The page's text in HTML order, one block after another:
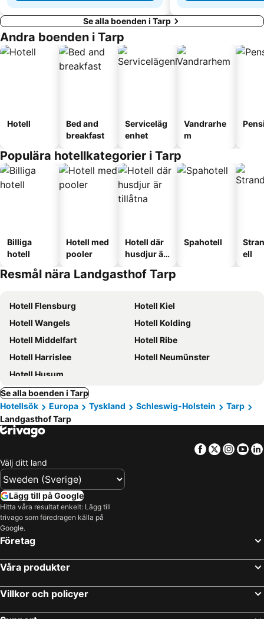
Se alla boenden i Tarp
Andra boenden i Tarp
Hotell
Bed and
breakfast
Serviceläg
enhet
Vandrarhe
m
Populära hotellkategorier i Tarp
Billiga
hotell
Hotell med
pooler
Hotell där
husdjur är
Spahotell
ell
Resmål nära Landgasthof Tarp
Hotell Flensburg
Hotell Kiel
Hotell Wangels
Hotell Kolding
Hotell Middelfart
Hotell Ribe
Hotell Harrislee
Hotell Neumünster
Hotell Husum
Se alla boenden i Tarp
Hotellsök
Europa Tyskland Schleswig-Holstein
Tarp
Landgasthof Tarp
Facebook
Twitter
Välj ditt land
Lägg till på Google
Hitta våra resultat enkelt: Lägg till
trivago som föredragen källa på
Google.
Företag
Våra produkter
Villkor och policyer